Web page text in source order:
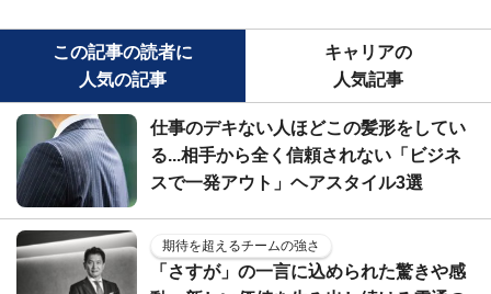
この記事の読者に
人気の記事
キャリアの
人気記事
仕事のデキない人ほどこの髪形をしてい
る...相手から全く信頼されない「ビジネ
スで一発アウト」ヘアスタイル3選
期待を超えるチームの強さ
「さすが」の一言に込められた驚きや感